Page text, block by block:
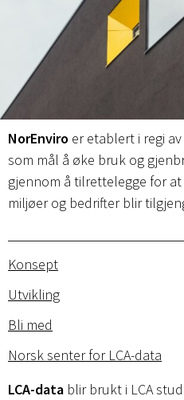
NorEnviro er etablert i regi av
som mål å øke bruk og
gjennom å tilrettelegge for at
miljøer og bedrifter blir
Konsept
Utvikling
Bli med
Norsk senter for LCA-data
LCA-data blir brukt i LCA